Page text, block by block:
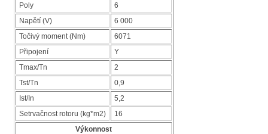
Poly
6
Napětí (V)
6 000
Točivý moment (Nm)
6071
Připojení
Y
Tmax/Tn
2
Tst/Tn
0,9
Ist/In
5,2
Setrvačnost rotoru (kg*m2)
16
Výkonnost